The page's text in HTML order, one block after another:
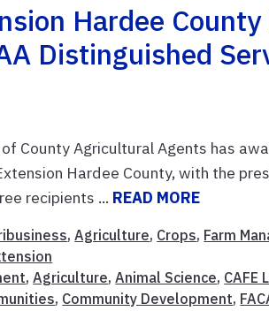
Hardee
Distinguished
County Agricultural Agents has
Hardee County, with the
recipients ... READ MORE
,Agriculture, Crops, Farm
,Agriculture,Animal Science, CAFE
, Community Development,